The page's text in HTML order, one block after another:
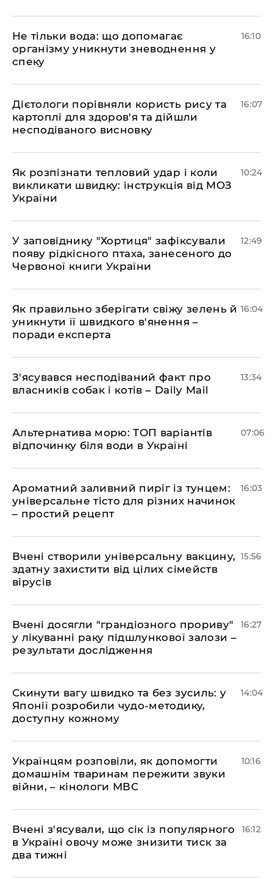
Не тільки вода: що допомагає
організму уникнути зневоднення у
спеку
16:10
Дієтологи порівняли користь рису та
картоплі для здоров'я та дійшли
несподіваного висновку
16:07
Як розпізнати тепловий удар і коли
викликати швидку: інструкція від МОЗ
України
10:24
У заповіднику "Хортиця" зафіксували
появу рідкісного птаха, занесеного до
Червоної книги України
12:49
Як правильно зберігати свіжу зелень й
уникнути її швидкого в'янення –
поради експерта
16:04
З'ясувався несподіваний факт про
власників собак і котів – Daily Mail
13:34
Альтернатива морю: ТОП варіантів
відпочинку біля води в Україні
07:06
Ароматний заливний пиріг із тунцем:
універсальне тісто для різних начинок
– простий рецепт
16:03
Вчені створили універсальну вакцину,
здатну захистити від цілих сімейств
вірусів
15:56
Вчені досягли "грандіозного прориву"
у лікуванні раку підшлункової залози –
результати дослідження
16:27
Скинути вагу швидко та без зусиль: у
Японії розробили чудо-методику,
доступну кожному
14:04
Українцям розповіли, як допомогти
домашнім тваринам пережити звуки
війни, – кінологи МВС
10:16
Вчені з'ясували, що сік із популярного
в Україні овочу може знизити тиск за
два тижні
16:12